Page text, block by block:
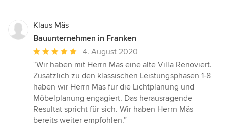
Klaus Mäs
Bauunternehmen in Franken
Durchschnittliche
Bewertung:
5
von
5
Sternen
4. August 2020
“Wir haben mit Herrn Mäs eine alte Villa Renoviert.
Zusätzlich zu den klassischen Leistungsphasen 1-8
haben wir Herrn Mäs für die Lichtplanung und
Möbelplanung engagiert. Das herausragende
Resultat spricht für sich. Wir haben Herrn Mäs
bereits weiter empfohlen.”